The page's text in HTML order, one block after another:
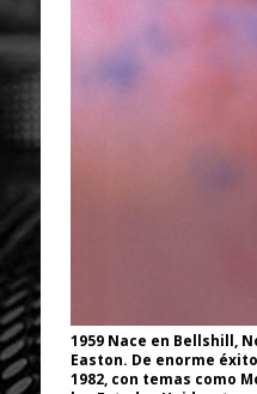
1959 Nace en Bellshill,
Easton. De enorme
1982, con temas como